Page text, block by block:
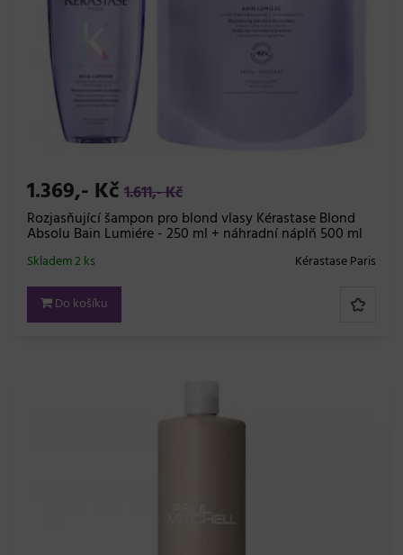
1.369,- Kč 1.611,- Kč
Rozjasňující šampon pro blond vlasy Kérastase Blond
Absolu Bain Lumiére - 250 ml + náhradní náplň 500 ml
Kérastase Paris
Skladem 2 ks
Do košíku